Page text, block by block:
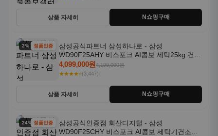
상품 자세히 N쇼핑구매
2% 할인정품인증
삼성공식파트너 삼성하나로 - 삼성
WD90F25AHY 비스포크 AI콤보 세탁25kg 건조
18kg 자동문열림 1등급
4,099,000원4,199,000원
★★★★⭐(3,447)
상품 자세히 N쇼핑구매
24% 할인정품인증
삼성공식인증점 회산디지털 - 삼성
WD90F25CHY 비스포크 AI콤보 세탁기건조기